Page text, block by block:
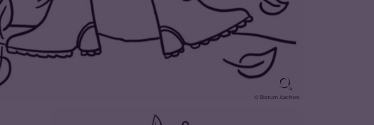
© Bistum Aachen